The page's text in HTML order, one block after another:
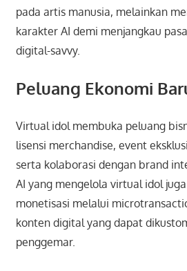
pada artis manusia, melainkan
karakter AI demi menjangkau
digital-savvy.
Peluang Ekonomi
Virtual idol membuka peluang
lisensi merchandise, event
serta kolaborasi dengan brand
AI yang mengelola virtual idol
monetisasi melalui
konten digital yang dapat
penggemar.